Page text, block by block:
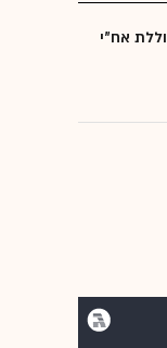
אח"י